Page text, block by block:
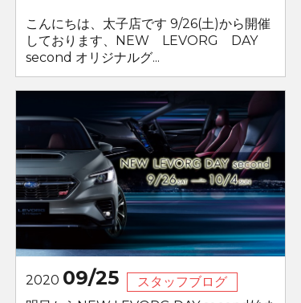
こんにちは、太子店です 9/26(土)から開催
しております、NEW LEVORG DAY
second オリジナルグ...
2020 09/25
スタッフブログ